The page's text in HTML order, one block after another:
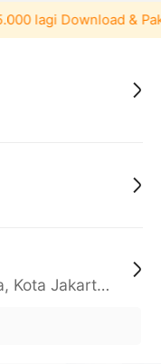
lagi Download &
Daerah Khusus Ibukota Jakarta, Kota Jakarta Barat, Cengkareng, yy